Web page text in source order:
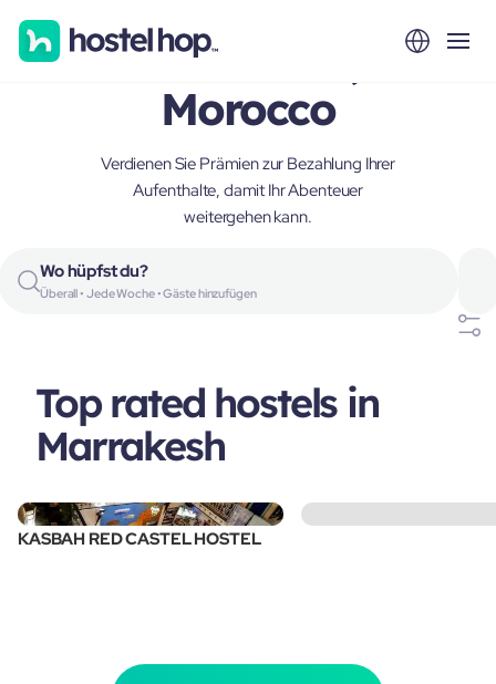
Marrakesh,
Morocco
Verdienen Sie Prämien zur Bezahlung Ihrer
Aufenthalte, damit Ihr Abenteuer
weitergehen kann.
Wo hüpfst du?
Überall • Jede Woche • Gäste hinzufügen
Top rated hostels in
Marrakesh
KASBAH RED CASTEL HOSTEL